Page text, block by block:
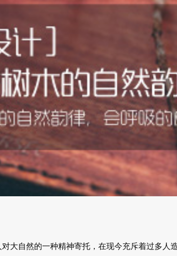
大自然的一种精神寄托，在现今充斥着过多人